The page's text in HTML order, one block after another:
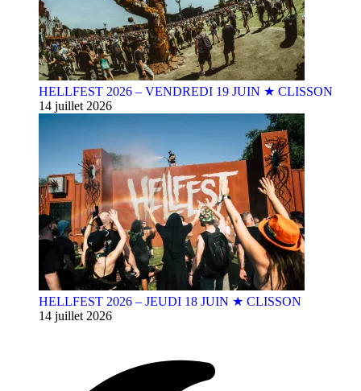
HELLFEST 2026 – VENDREDI 19 JUIN ★ CLISSON
14 juillet 2026
HELLFEST 2026 – JEUDI 18 JUIN ★ CLISSON
14 juillet 2026